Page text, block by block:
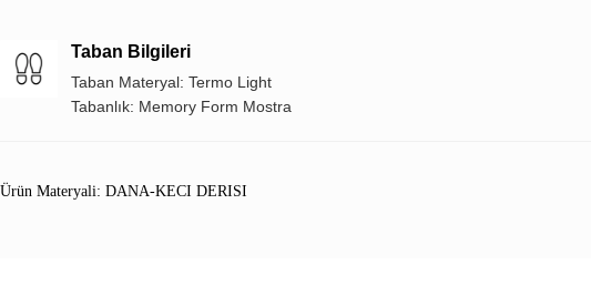
Taban Bilgileri
Taban Materyal: Termo Light
Tabanlık: Memory Form Mostra
Ürün Materyali: DANA-KECI DERISI